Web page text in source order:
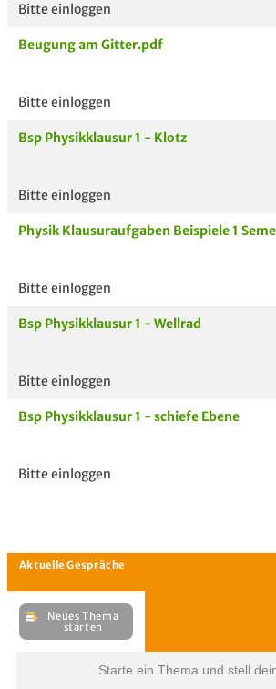
Aktuelle
Bitte einloggen
Beugung am Gitter.pdf
Bitte einloggen
Bsp Physikklausur 1 - Klotz
Bitte einloggen
Physik Klausuraufgaben Beispiele 1
Bitte einloggen
Bsp Physikklausur 1 - Wellrad
Bitte einloggen
Bsp Physikklausur 1 - schiefe Ebene
Bitte einloggen
Starte ein Thema und stell